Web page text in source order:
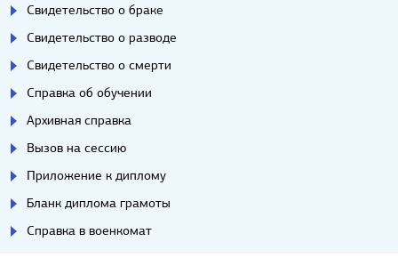
Свидетельство о браке
Свидетельство о разводе
Свидетельство о смерти
Справка об обучении
Архивная справка
Вызов на сессию
Приложение к диплому
Бланк диплома грамоты
Справка в военкомат